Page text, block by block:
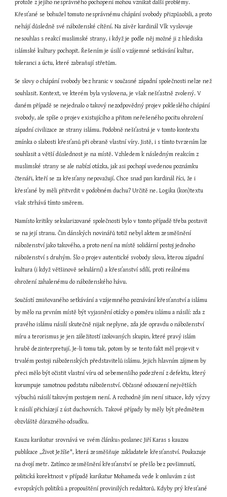
protože z jejího nesprávného pochopení mohou vznikat další problémy.
Křesťané se bohužel tomuto nesprávnému chápání svobody přizpůsobili, a proto
nehájí důsledně své náboženské cítění. Na závěr kardinál Vlk vyslovuje
nesouhlas s reakcí muslimské strany, i když je podle něj možné ji z hlediska
islámské kultury pochopit. Řešením je úsilí o vzájemné setkávání kultur,
toleranci a úctu, které zabraňují střetům.
Se slovy o chápání svobody bez hranic v současné západní společnosti nelze než
souhlasit. Kontext, ve kterém byla vyslovena, je však nešťastně zvolený. V
daném případě se nejednalo o takový nezodpovědný projev pokleslého chápání
svobody, ale spíše o projev existujícího a přitom neřešeného pocitu ohrožení
západní civilizace ze strany islámu. Podobně nešťastná je v tomto kontextu
zmínka o slabosti křesťanů při obraně vlastní víry. Jistě, i s tímto tvrzením lze
souhlasit a větší důslednost je na místě. Vzhledem k následným reakcím z
muslimské strany se ale nabízí otázka, jak asi pochopí uvedenou poznámku
čtenáři, kteří se za křesťany nepovažují. Chce snad pan kardinál říci, že i
křesťané by měli přitvrdit v podobném duchu? Určitě ne. Logika (kon)textu
však strhává tímto směrem.
Namísto kritiky sekularizované společnosti bylo v tomto případě třeba postavit
se na její stranu. Čin dánských novinářů totiž nebyl aktem zesměšnění
náboženství jako takového, a proto není na místě solidární postoj jednoho
náboženství s druhým. Šlo o projev autentické svobody slova, kterou západní
kultura (i když většinově sekulární) a křesťanství sdílí, proti reálnému
ohrožení zahalenému do náboženského hávu.
Součástí zmiňovaného setkávání a vzájemného poznávání křesťanství a islámu
by mělo na prvním místě být vyjasnění otázky o poměru islámu a násilí: zda z
pravého islámu násilí skutečně nijak neplyne, zda jde opravdu o náboženství
míru a terorismus je jen záležitostí izolovaných skupin, které pravý islám
hrubě dezinterpretují. Je-li tomu tak, potom by se tento fakt měl projevit v
trvalém postoji náboženských představitelů islámu. Jejich hlavním zájmem by
přeci mělo být očistit vlastní víru od sebemenšího podezření z defektu, který
korumpuje samotnou podstatu náboženství. Občasné odsouzení největších
výbuchů násilí takovým postojem není. A rozhodně jím není situace, kdy výzvy
k násilí přicházejí z úst duchovních. Takové případy by měly být předmětem
obzvláště důrazného odsudku.
Kauzu karikatur srovnává ve svém článku5 poslanec Jiří Karas s kauzou
publikace „Život Ježíše", která zesměšňuje zakladatele křesťanství. Poukazuje
na dvojí metr. Zatímco zesměšnění křesťanství se přešlo bez povšimnutí,
politická korektnost v případě karikatur Mohameda vede k omluvám z úst
evropských politiků a propouštění provinilých redaktorů. Kdyby prý křesťané